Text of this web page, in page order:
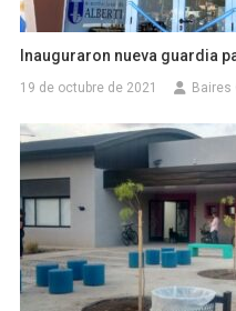
Inauguraron nueva guardia
19 de octubre de 2021 Baires